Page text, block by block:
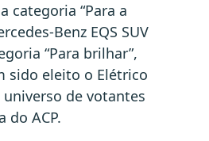
categoria “Para a
Benz EQS SUV
“Para brilhar”,
sido eleito o Elétrico
de votantes
do ACP.